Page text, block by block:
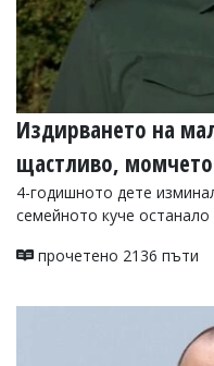
Издирването на
щастливо, момчето
4-годишното дете
семейното куче
прочетено 2136 пъти